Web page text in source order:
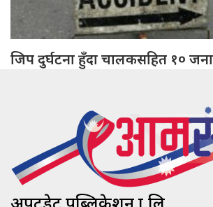
जिप दुर्घटना हुँदा चालकसहित १०